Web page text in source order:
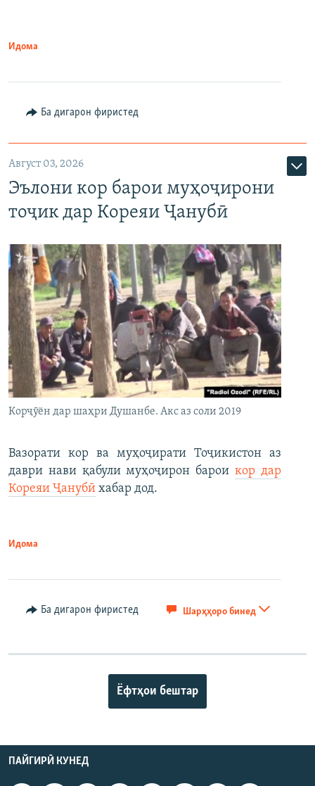
Идома
Ба дигарон фиристед
Август 03, 2026
Эълони кор барои муҳоҷирони
тоҷик дар Кореяи Ҷанубӣ
Корҷӯён дар шаҳри Душанбе. Акс аз соли 2019
Вазорати кор ва муҳоҷирати Тоҷикистон аз
даври нави қабули муҳоҷирон бароикор дар
Кореяи Ҷанубӣ хабар дод.
Идома
Ба дигарон фиристед Шарҳҳоро бинед
Ёфтҳои бештар
ПАЙГИРӢ КУНЕД